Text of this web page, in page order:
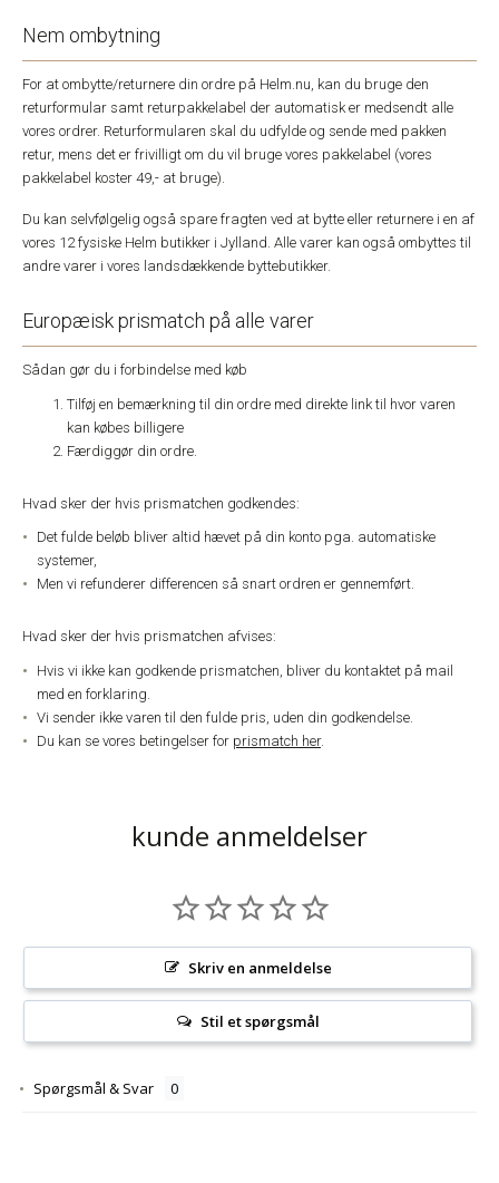
Nem ombytning
For at ombytte/returnere din ordre på Helm.nu, kan du bruge den
returformular samt returpakkelabel der automatisk er medsendt alle
vores ordrer. Returformularen skal du udfylde og sende med pakken
retur, mens det er frivilligt om du vil bruge vores pakkelabel (vores
pakkelabel koster 49,- at bruge).
Du kan selvfølgelig også spare fragten ved at bytte eller returnere i en af
vores 12 fysiske Helm butikker i Jylland. Alle varer kan også ombyttes til
andre varer i vores landsdækkende byttebutikker.
Europæisk prismatch på alle varer
Sådan gør du i forbindelse med køb
Tilføj en bemærkning til din ordre med direkte link til hvor varen
kan købes billigere
Færdiggør din ordre.
Hvad sker der hvis prismatchen godkendes:
Det fulde beløb bliver altid hævet på din konto pga. automatiske
systemer,
Men vi refunderer differencen så snart ordren er gennemført.
Hvad sker der hvis prismatchen afvises:
Hvis vi ikke kan godkende prismatchen, bliver du kontaktet på mail
med en forklaring.
Vi sender ikke varen til den fulde pris, uden din godkendelse.
Du kan se vores betingelser for prismatch her.
kunde anmeldelser
Skriv en anmeldelse
Stil et spørgsmål
Spørgsmål & Svar